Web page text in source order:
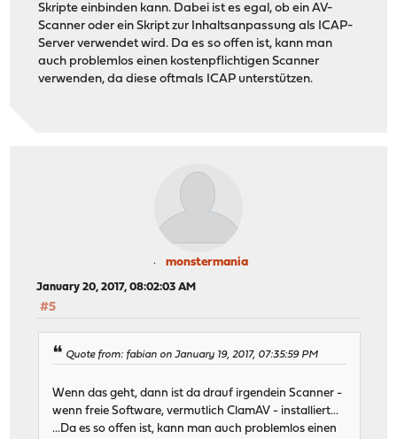
Skripte einbinden kann. Dabei ist es egal, ob ein AV-
Scanner oder ein Skript zur Inhaltsanpassung als ICAP-
Server verwendet wird. Da es so offen ist, kann man
auch problemlos einen kostenpflichtigen Scanner
verwenden, da diese oftmals ICAP unterstützen.
monstermania
January 20, 2017, 08:02:03 AM
#5
Quote from: fabian on January 19, 2017, 07:35:59 PM
Wenn das geht, dann ist da drauf irgendein Scanner -
wenn freie Software, vermutlich ClamAV - installiert...
...Da es so offen ist, kann man auch problemlos einen